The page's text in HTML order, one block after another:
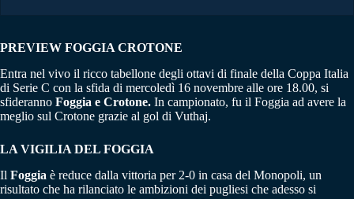
PREVIEW FOGGIA CROTONE
Entra nel vivo il ricco tabellone degli ottavi di finale della Coppa Italia
di Serie C con la sfida di mercoledì 16 novembre alle ore 18.00, si
sfideranno Foggia e Crotone. In campionato, fu il Foggia ad avere la
meglio sul Crotone grazie al gol di Vuthaj.
LA VIGILIA DEL FOGGIA
Il Foggia è reduce dalla vittoria per 2-0 in casa del Monopoli, un
risultato che ha rilanciato le ambizioni dei pugliesi che adesso si